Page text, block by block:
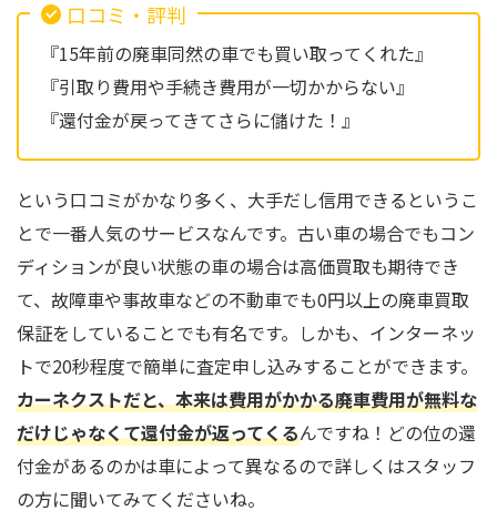
口コミ・評判
『15年前の廃車同然の車でも買い取ってくれた』
『引取り費用や手続き費用が一切かからない』
『還付金が戻ってきてさらに儲けた！』
という口コミがかなり多く、大手だし信用できるというこ
とで一番人気のサービスなんです。古い車の場合でもコン
ディションが良い状態の車の場合は高価買取も期待でき
て、故障車や事故車などの不動車でも0円以上の廃車買取
保証をしていることでも有名です。しかも、インターネッ
トで20秒程度で簡単に査定申し込みすることができます。
カーネクストだと、本来は費用がかかる廃車費用が無料な
だけじゃなくて還付金が返ってくるんですね！どの位の還
付金があるのかは車によって異なるので詳しくはスタッフ
の方に聞いてみてくださいね。